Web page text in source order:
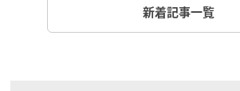
新着記事一覧